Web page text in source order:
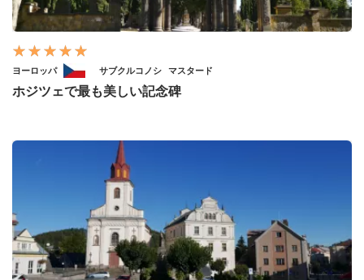
ヨーロッパ サブクルコノシ マスタード
ホジツェで最も美しい記念碑